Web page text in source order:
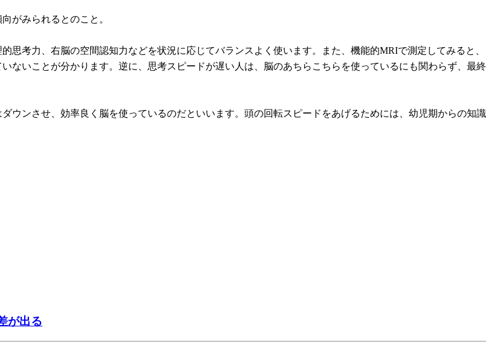
がみられるとのこと。
思考力、右脳の空間認知力などを状況に応じてバランスよく使います。また、機能的MRIで測定してみると、
ないことが分かります。逆に、思考スピードが遅い人は、脳のあちらこちらを使っているにも関わらず、最終
ウンさせ、効率良く脳を使っているのだといいます。頭の回転スピードをあげるためには、幼児期からの知識
が出る